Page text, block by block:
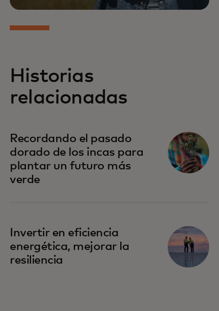
Historias
relacionadas
Recordando el pasado
dorado de los incas para
plantar un futuro más
verde
Invertir en eficiencia
energética, mejorar la
resiliencia